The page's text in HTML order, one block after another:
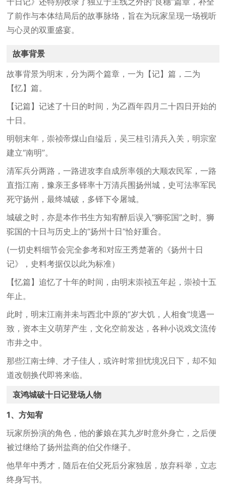
了前作与本体结局后的故事脉络，旨在为玩家呈现一场视听
与心灵的双重盛宴。
故事背景
故事背景为明末，分为两个篇章，一为【记】篇，二为
【忆】篇。
【记篇】记述了十日的时间，为乙酉年四月二十四日开始的
十日。
明朝末年，崇祯帝煤山自缢后，吴三桂引清兵入关，明宗室
建立“南明”。
清军兵分两路，一路进攻李自成所率领的大顺农民军，一路
直指江南，豫亲王多铎率十万清兵围扬州城，史可法率军民
死守扬州，最终城破，多铎下令屠城。
城破之时，亦是本作书生方知宥醉后误入“狮驼国”之时。狮
驼国的十日与历史上的“扬州十日”恰好重合。
(一切史料细节会完全参考和对应王秀楚著的《扬州十日
记》，史料考据仅以此为标准）
【忆篇】追忆了十年的时间，由明末崇祯五年起，崇祯十五
年止。
此时，明末江南并未与西北中原的“岁大饥，人相食”境遇一
致，资本主义萌芽产生，文化空前发达，各种小说戏文流传
市井之中。
那些江南士绅、才子佳人，或许时常担忧境况日下，却不知
道改朝换代即将来临。
哀鸿城破十日记登场人物
1、方知宥
玩家所扮演的角色，他的爹娘在其九岁时意外身亡，之后便
被过继给了扬州盐商的伯父作继子。
他早年中秀才，随后在伯父死后分家独居，放弃科举，立志
终身写书。